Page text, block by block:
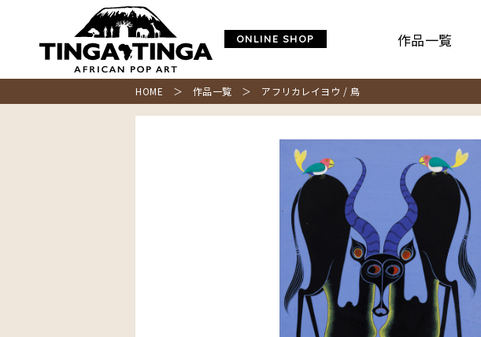
ONLINE SHOP 作品一覧
HOME ＞ 作品一覧 ＞ アフリカレイヨウ / 鳥